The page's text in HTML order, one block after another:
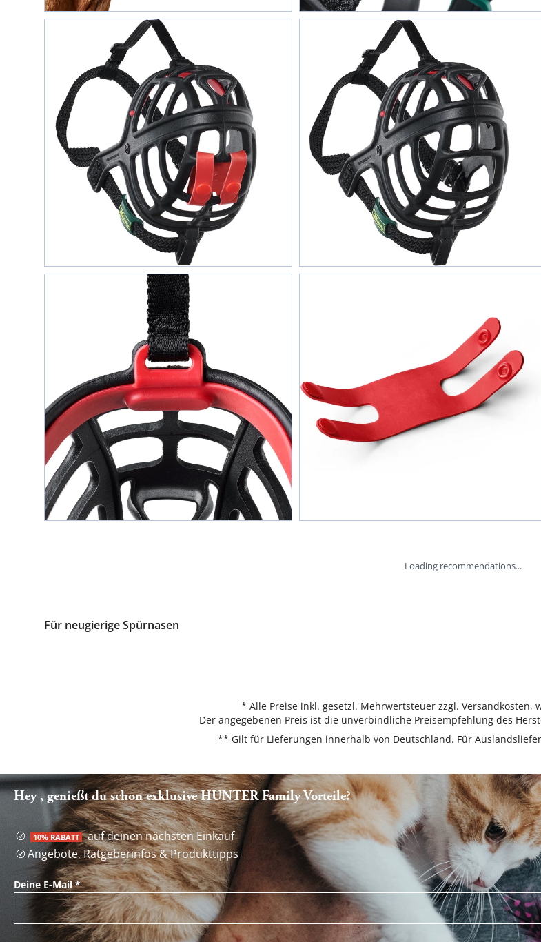
Loading recommendations...
Für neugierige Spürnasen
* Alle Preise inkl. gesetzl. Mehrwertsteuer zzgl. Versandkosten,
Der angegebenen Preis ist die unverbindliche Preisempfehlung des
** Gilt für Lieferungen innerhalb von Deutschland. Für
Hey , genießt du schon exklusive HUNTER Family Vorteile?
10% RABATT auf deinen nächsten Einkauf
Angebote, Ratgeberinfos & Produkttipps
Deine E-Mail*